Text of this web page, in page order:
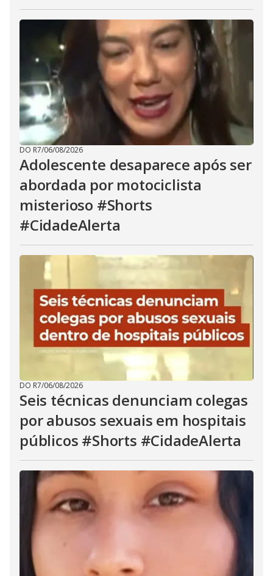
DO R7/06/08/2026
Adolescente desaparece após ser
abordada por motociclista
misterioso #Shorts
#CidadeAlerta
DO R7/06/08/2026
Seis técnicas denunciam colegas
por abusos sexuais em hospitais
públicos #Shorts #CidadeAlerta